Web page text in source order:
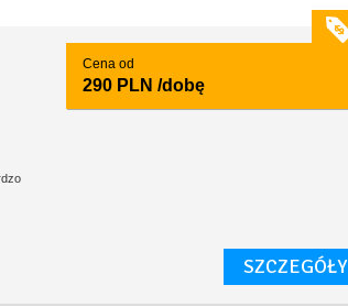
Cena od
290 PLN /dobę
SZCZEGÓŁY